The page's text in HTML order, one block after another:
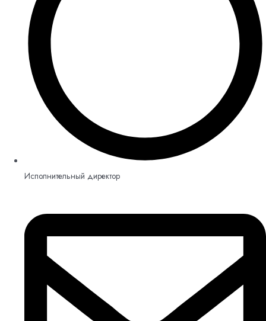
Исполнительный директор